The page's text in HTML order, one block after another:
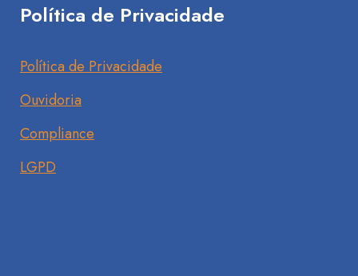
Política de Privacidade
Política de Privacidade
Ouvidoria
Compliance
LGPD